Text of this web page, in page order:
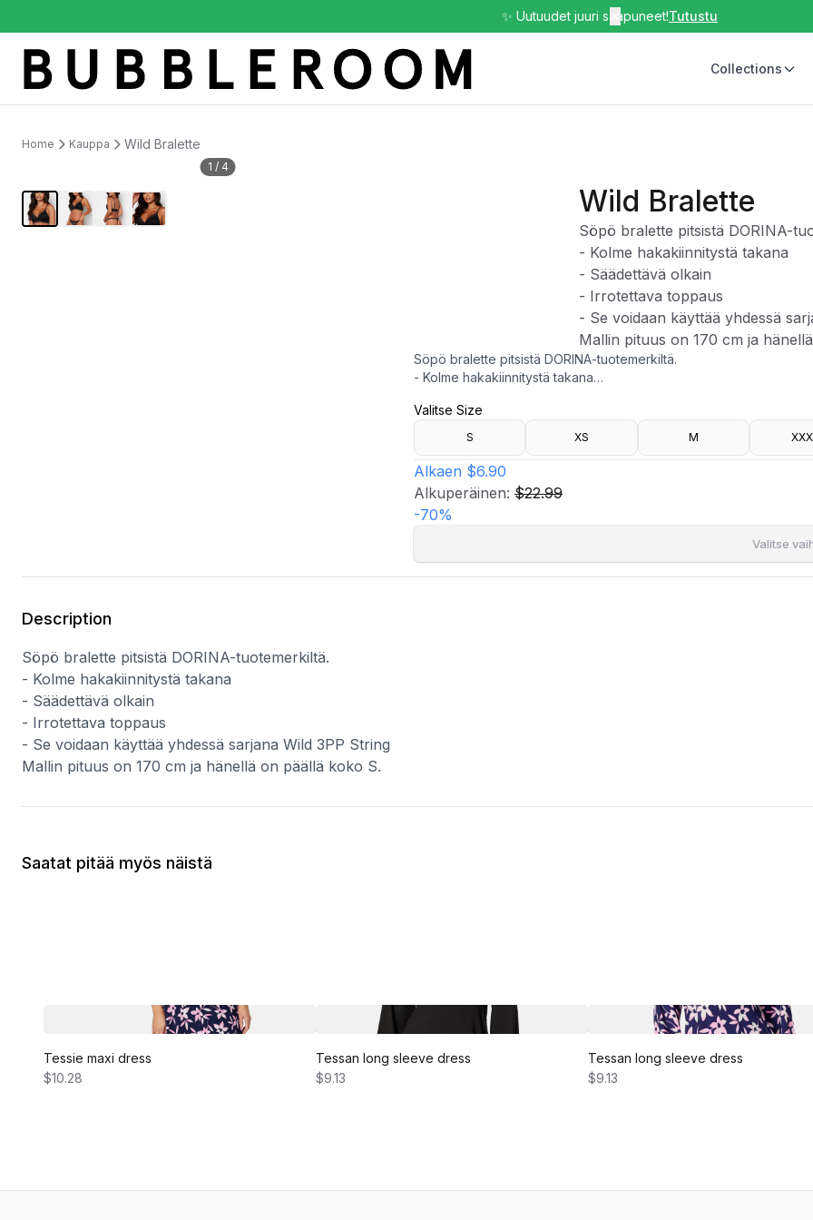
✨ Uutuudet juuri saapuneet!Tutustu
Collections
Home Kauppa Wild Bralette
1 / 4
Wild Bralette
Söpö bralette pitsistä DORINA-
- Kolme hakakiinnitystä takana
- Säädettävä olkain
- Irrotettava toppaus
- Se voidaan käyttää yhdessä
Mallin pituus on 170 cm ja
Söpö bralette pitsistä DORINA-tuotemerkiltä.
- Kolme hakakiinnitystä takana
- Irrotettava toppaus
- Se voidaan käyttää yhdessä sarjana Wild 3PP String
Mallin pituus on 170 cm ja hänellä on päällä koko S.
Valitse Size
S XS M
Alkaen $6.90
Alkuperäinen: $22.99
-70%
Valitse
Description
Söpö bralette pitsistä DORINA-tuotemerkiltä.
- Kolme hakakiinnitystä takana
- Säädettävä olkain
- Irrotettava toppaus
- Se voidaan käyttää yhdessä sarjana Wild 3PP String
Mallin pituus on 170 cm ja hänellä on päällä koko S.
Saatat pitää myös näistä
Tessie maxi dress
$10.28
Tessan long sleeve dress
$9.13
Tessan long sleeve dress
$9.13